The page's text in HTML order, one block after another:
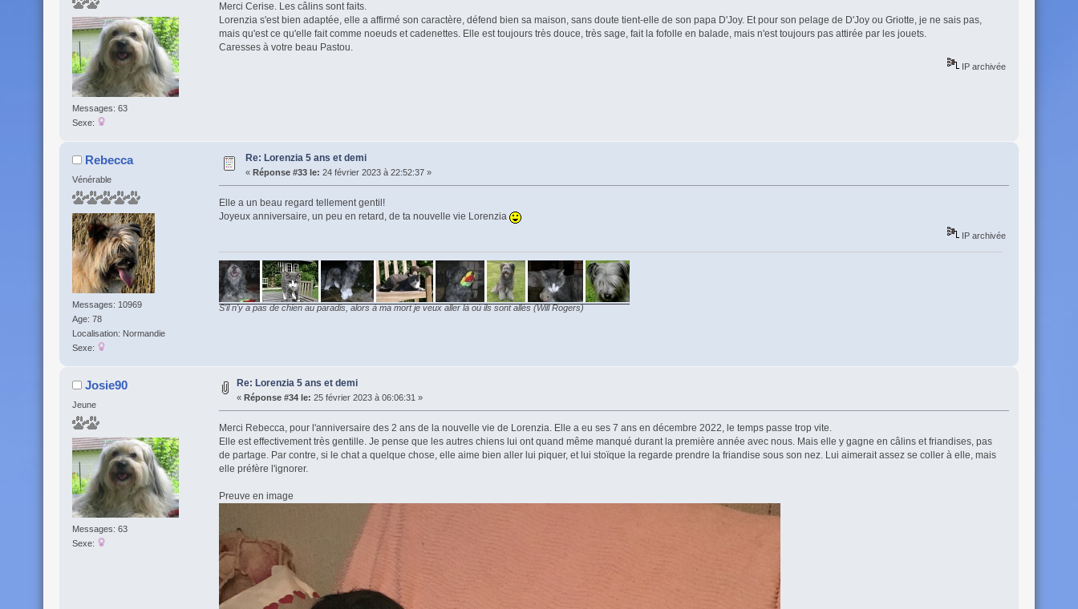
Messages: 63
Sexe:
Merci Cerise. Les câlins sont faits.
Lorenzia s'est bien adaptée, elle a affirmé son caractère, défend bien sa maison, sans doute tient-elle de son papa D'Joy. Et pour son pelage de D'Joy ou Griotte, je ne sais pas,
mais qu'est ce qu'elle fait comme noeuds et cadenettes. Elle est toujours très douce, très sage, fait la fofolle en balade, mais n'est toujours pas attirée par les jouets.
Caresses à votre beau Pastou.
IP archivée
Rebecca
Vénérable
Messages: 10969
Age: 78
Localisation: Normandie
Sexe:
Re: Lorenzia 5 ans et demi
« Réponse #33 le: 24 février 2023 à 22:52:37 »
Elle a un beau regard tellement gentil!
Joyeux anniversaire, un peu en retard, de ta nouvelle vie Lorenzia
IP archivée
S'il n'y a pas de chien au paradis, alors à ma mort je veux aller là où ils sont allés (Will Rogers)
Josie90
Jeune
Messages: 63
Sexe:
Re: Lorenzia 5 ans et demi
« Réponse #34 le: 25 février 2023 à 06:06:31 »
Merci Rebecca, pour l'anniversaire des 2 ans de la nouvelle vie de Lorenzia. Elle a eu ses 7 ans en décembre 2022, le temps passe trop vite.
Elle est effectivement très gentille. Je pense que les autres chiens lui ont quand même manqué durant la première année avec nous. Mais elle y gagne en câlins et friandises, pas
de partage. Par contre, si le chat a quelque chose, elle aime bien aller lui piquer, et lui stoïque la regarde prendre la friandise sous son nez. Lui aimerait assez se coller à elle, mais
elle préfère l'ignorer.
Preuve en image